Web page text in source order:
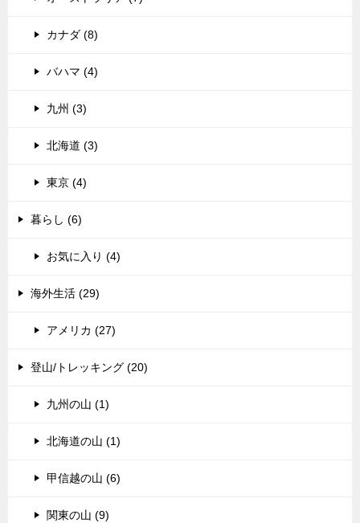
カナダ (8)
バハマ (4)
九州 (3)
北海道 (3)
東京 (4)
暮らし (6)
お気に入り (4)
海外生活 (29)
アメリカ (27)
登山/トレッキング (20)
九州の山 (1)
北海道の山 (1)
甲信越の山 (6)
関東の山 (9)